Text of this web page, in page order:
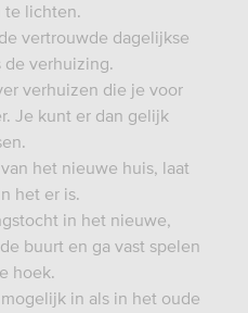
te lichten.
vertrouwde dagelijkse
de verhuizing.
verhuizen die je voor
Je kunt er dan gelijk
het nieuwe huis, laat
het er is.
in het nieuwe,
buurt en ga vast spelen
hoek.
in als in het oude